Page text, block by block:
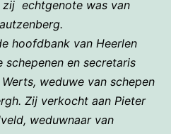
zij echtgenote was van
hoofdbank van Heerlen
schepenen en secretaris
weduwe van schepen
Zij verkocht aan Pieter
weduwnaar van